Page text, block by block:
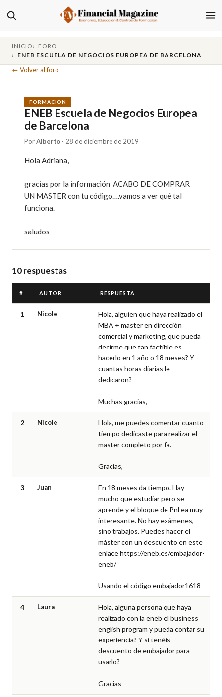
INICIO
FORO
ENEB ESCUELA DE NEGOCIOS EUROPEA DE BARCELONA
← Volver al foro
FORMACION
ENEB Escuela de Negocios Europea
de Barcelona
PorAlberto · 28 de diciembre de 2019
Hola Adriana,
gracias por la información, ACABO DE COMPRAR
UN MASTER con tu código….vamos a ver qué tal
funciona.
saludos
10 respuestas
# AUTOR RESPUESTA
1 Nicole
Hola, alguien que haya realizado el
MBA + master en dirección
comercial y marketing, que pueda
decirme que tan factible es
hacerlo en 1 año o 18 meses? Y
cuantas horas diarias le
dedicaron?
Muchas gracias,
2 Nicole
Hola, me puedes comentar cuanto
tiempo dedicaste para realizar el
master completo por fa.
Gracias,
3 Juan
En 18 meses da tiempo. Hay
mucho que estudiar pero se
aprende y el bloque de Pnl ea muy
interesante. No hay exámenes,
sino trabajos. Puedes hacer el
máster con un descuento en este
enlace https://eneb.es/embajador-
eneb/
Usando el código embajador1618
4 Laura
Hola, alguna persona que haya
realizado con la eneb el business
english program y pueda contar su
experiencia? Y si tenéis
descuento de embajador para
usarlo?
Gracias